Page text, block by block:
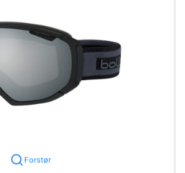
Forstør